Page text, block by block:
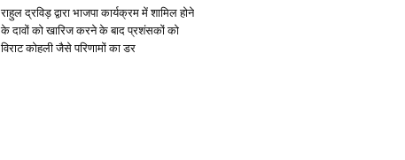
राहुल द्रविड़ द्वारा भाजपा कार्यक्रम में शामिल होने
के दावों को खारिज करने के बाद प्रशंसकों को
विराट कोहली जैसे परिणामों का डर